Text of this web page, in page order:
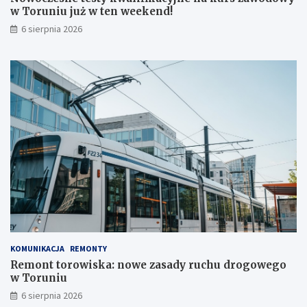
!w Toruniu już w ten weekend!
6 sierpnia 2026
KOMUNIKACJA REMONTY
Remont torowiska: nowe zasady ruchu drogowego
w Toruniu
6 sierpnia 2026